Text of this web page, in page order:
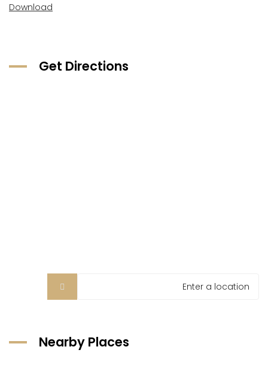
Download
Get Directions
Nearby Places